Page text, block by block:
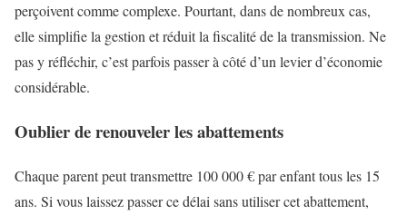
perçoivent comme complexe. Pourtant, dans de nombreux cas,
elle simplifie la gestion et réduit la fiscalité de la transmission. Ne
pas y réfléchir, c’est parfois passer à côté d’un levier d’économie
considérable.
Oublier de renouveler les abattements
Chaque parent peut transmettre 100 000 € par enfant tous les 15
ans. Si vous laissez passer ce délai sans utiliser cet abattement,